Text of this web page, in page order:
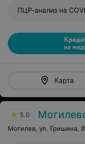
ПЦР-анализ на
Карта
5.0 Могилевский
Могилев, ул. Гришина,